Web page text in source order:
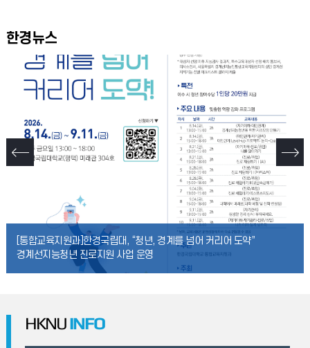
한경뉴스
[통합교육지원과]한경국립대, “청년, 경계를 넘어 커리어 도약”
경계선지능청년 진로지원 사업 운영
HKNUINFO